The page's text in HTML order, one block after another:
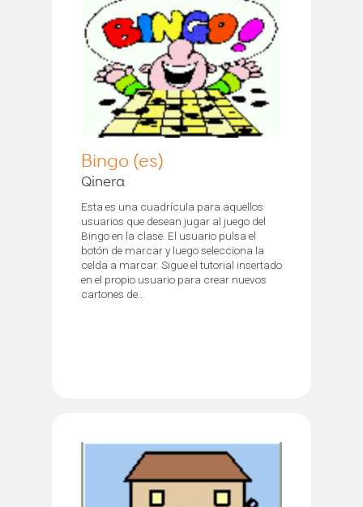
Bingo (es)
Qinera
Esta es una cuadrícula para aquellos
usuarios que desean jugar al juego del
Bingo en la clase. El usuario pulsa el
botón de marcar y luego selecciona la
celda a marcar. Sigue el tutorial insertado
en el propio usuario para crear nuevos
cartones de...